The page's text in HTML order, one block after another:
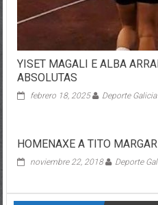
YISET MAGALI E ALBA
ABSOLUTAS
febrero 18, 2025 Deporte Galicia
HOMENAXE A TITO
noviembre 22, 2018 Deporte